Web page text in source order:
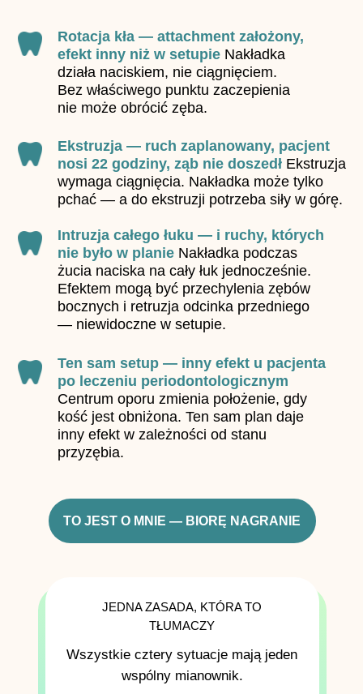
Rotacja kła — attachment założony,
efekt inny niż w setupieNakładka
działa naciskiem, nie ciągnięciem.
Bez właściwego punktu zaczepienia
nie może obrócić zęba.
Ekstruzja — ruch zaplanowany, pacjent
nosi 22 godziny, ząb nie doszedłEkstruzja
wymaga ciągnięcia. Nakładka może tylko
pchać — a do ekstruzji potrzeba siły w górę.
Ten sam setup — inny efekt u pacjenta
po leczeniu periodontologicznym
Centrum oporu zmienia położenie, gdy
kość jest obniżona. Ten sam plan daje
inny efekt w zależności od stanu
przyzębia.
Intruzja całego łuku — i ruchy, których
nie było w planieNakładka podczas
żucia naciska na cały łuk jednocześnie.
Efektem mogą być przechylenia zębów
bocznych i retruzja odcinka przedniego
— niewidoczne w setupie.
TO JEST O MNIE — BIORĘ NAGRANIE
Wszystkie cztery sytuacje mają jeden
wspólny mianownik.
JEDNA ZASADA, KTÓRA TO
TŁUMACZY